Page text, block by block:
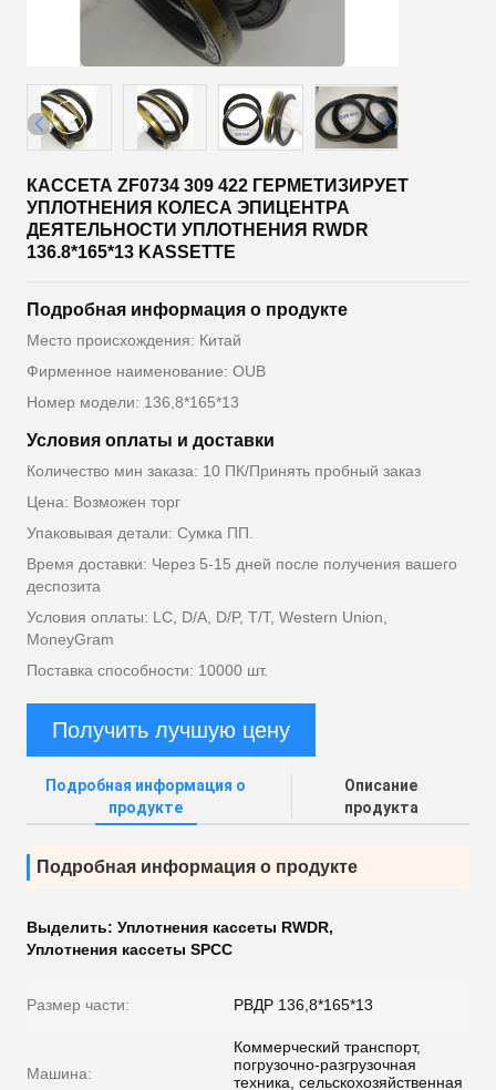
КАССЕТА ZF0734 309 422 ГЕРМЕТИЗИРУЕТ
УПЛОТНЕНИЯ КОЛЕСА ЭПИЦЕНТРА
ДЕЯТЕЛЬНОСТИ УПЛОТНЕНИЯ RWDR
136.8*165*13 KASSETTE
Подробная информация о продукте
Место происхождения: Китай
Фирменное наименование: OUB
Номер модели: 136,8*165*13
Условия оплаты и доставки
Количество мин заказа: 10 ПК/Принять пробный заказ
Цена: Возможен торг
Упаковывая детали: Сумка ПП.
Время доставки: Через 5-15 дней после получения вашего
деспозита
Условия оплаты: LC, D/A, D/P, T/T, Western Union,
MoneyGram
Поставка способности: 10000 шт.
Получить лучшую цену
Подробная информация о
продукте
Описание
продукта
Подробная информация о продукте
Выделить: Уплотнения кассеты RWDR,
Уплотнения кассеты SPCC
Размер части: РВДР 136,8*165*13
Машина:
Коммерческий транспорт,
погрузочно-разгрузочная
техника, сельскохозяйственная